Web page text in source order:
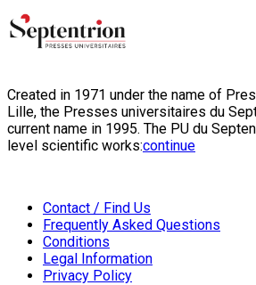
Created in 1971 under the name of
Lille, the Presses universitaires du
current name in 1995. The PU du
level scientific works:continue
Contact / Find Us
Frequently Asked Questions
Conditions
Legal Information
Privacy Policy